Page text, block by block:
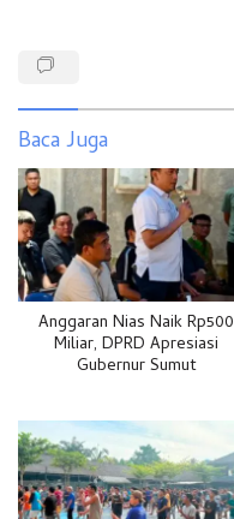
Baca Juga
Anggaran Nias Naik Rp500
Miliar, DPRD Apresiasi
Gubernur Sumut